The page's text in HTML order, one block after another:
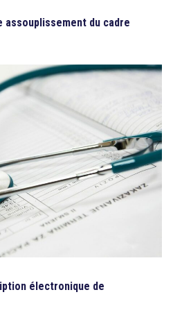
assouplissement du cadre
électronique de